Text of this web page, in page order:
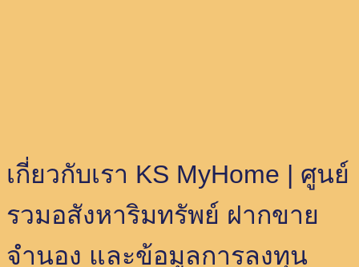
เกี่ยวกับเรา KS MyHome | ศูนย์
รวมอสังหาริมทรัพย์ ฝากขาย
จำนอง และข้อมูลการลงทุน